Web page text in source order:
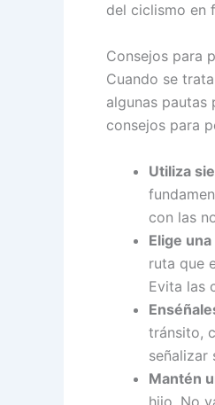
del ciclismo en
Consejos para
Cuando se
algunas
consejos para
Utiliza
con las
Elige
ruta que
Evita las
tránsito,
señalizar
Mantén
hijo. No